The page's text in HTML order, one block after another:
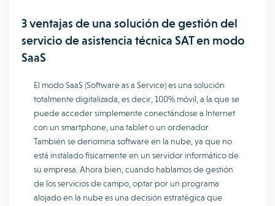
3 ventajas de una solución de gestión del
servicio de asistencia técnica SAT en modo
SaaS
El modo SaaS (Software as a Service) es una solución
totalmente digitalizada, es decir, 100% móvil, a la que se
puede acceder simplemente conectándose a Internet
con un smartphone, una tablet o un ordenador.
También se denomina software en la nube, ya que no
está instalado físicamente en un servidor informático de
su empresa. Ahora bien, cuando hablamos de gestión
de los servicios de campo, optar por un programa
alojado en la nube es una decisión estratégica que